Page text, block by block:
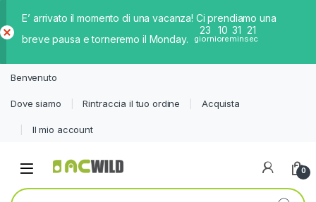
E’ arrivato il momento di una vacanza! Ci prendiamo una
breve pausa e torneremo il Monday.
23
giorni
10
ore
31
min
21
sec
iud
Benvenuto
Dove siamo Rintraccia il tuo ordine Acquista
Il mio account
0
Cerca: